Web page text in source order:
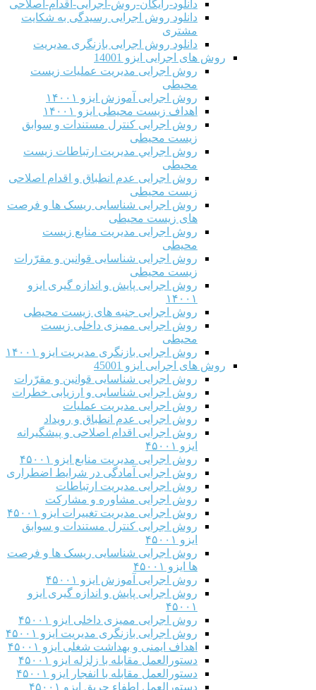
دانلود-رایگان-روش-اجرایی-اقدام-اصلاحی
دانلود روش اجرایی رسیدگی به شکایت
مشتری
دانلود روش اجرایی بازنگری مدیریت
روش های اجرایی ایزو 14001
روش اجرایی مدیریت عملیات زیست
محیطی
روش اجرایی آموزش ایزو ۱۴۰۰۱
اهداف زیست محیطی ایزو ۱۴۰۰۱
روش اجرایی کنترل مستندات و سوابق
زیست محیطی
روش اجرايي مدیریت ارتباطات زیست
محیطی
روش اجرایی عدم انطباق و اقدام اصلاحی
زیست محیطی
روش اجرایی شناسایی ریسک ها و فرصت
های زیست محیطی
روش اجرایی مدیریت منابع زیست
محیطی
روش اجرایی شناسایی قوانین و مقرّرات
زیست محیطی
روش اجرایی پایش و اندازه گیری ایزو
۱۴۰۰۱
روش اجرایی جنبه های زیست محیطی
روش اجرایی ممیزی داخلی زیست
محیطی
روش اجرایی بازنگری مدیریت ایزو ۱۴۰۰۱
روش های اجرایی ایزو 45001
روش اجرایی شناسایی قوانین و مقرّرات
روش اجرایی شناسایی و ارزیابی خطرات
روش اجرایی مدیریت عملیات
روش اجرایی عدم انطباق و رویداد
روش اجرایی اقدام اصلاحی و پیشگیرانه
ایزو ۴۵۰۰۱
روش اجرایی مدیریت منابع ایزو ۴۵۰۰۱
روش اجرایی آمادگی در شرایط اضطراری
روش اجرایی مدیریت ارتباطات
روش اجرایی مشاوره و مشارکت
روش اجرایی مدیریت تغییرات ایزو ۴۵۰۰۱
روش اجرایی کنترل مستندات و سوابق
ایزو ۴۵۰۰۱
روش اجرایی شناسایی ریسک ها و فرصت
ها ایزو ۴۵۰۰۱
روش اجرایی آموزش ایزو ۴۵۰۰۱
روش اجرایی پایش و اندازه گیری ایزو
۴۵۰۰۱
روش اجرایی ممیزی داخلی ایزو ۴۵۰۰۱
روش اجرایی بازنگری مدیریت ایزو ۴۵۰۰۱
اهداف ایمنی و بهداشت شغلی ایزو ۴۵۰۰۱
دستورالعمل مقابله با زلزله ایزو ۴۵۰۰۱
دستورالعمل مقابله با انفجار ایزو ۴۵۰۰۱
دستورالعمل اطفاء حریق ایزو ۴۵۰۰۱